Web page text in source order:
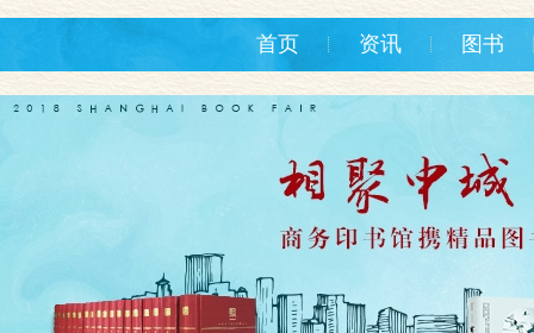
首页 资讯 图书